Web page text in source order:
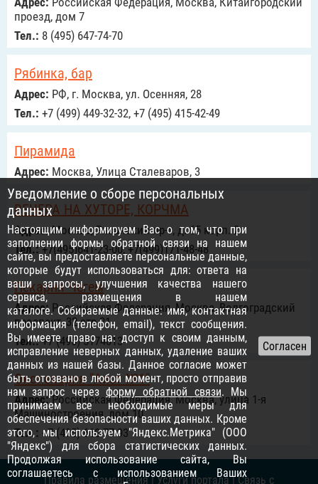
проезд, дом 7
Тел.: 8 (495) 647-74-70
Рябинка, бар
Адрес: РФ, г. Москва, ул. Осенняя, 28
Тел.: +7 (499) 449-32-32, +7 (495) 415-42-49
Пирамида
Адрес: Москва, Улица Сталеваров, 3
ВЕЧЕРА НА ХУТОРЕ, КОРЧМА
Адрес:Москва, Рязанский пр-т, д. 65 корп. 2
Тел.:+7(495)641-23-00, +7(499)171-48-48
Пекарня Чегем
Адрес:Российcкая Федерация, Москва, Волгоградский
проспект, 32 стр 21
Тел.:+7 (495) 5174013
Экопекарня "Аист №1"
Адрес:Российcкая Федерация, Москва, улица 1-я
Машиностроения, дом 10
Тел.: +7 (495) 660-77-93
Правила размещения|Услуги портала|Связь с
Уведомление о сборе персональных
данных
Настоящим информируем Вас о том, что при
заполнении формы обратной связи на нашем
сайте, вы предоставляете персональные данные,
которые будут использоваться для: ответа на
ваши запросы, улучшения качества нашего
сервиса, размещения в нашем
каталоге. Собираемые данные: имя, контактная
информация (телефон, email), текст сообщения.
Вы имеете право на: доступ к своим данным,
исправление неверных данных, удаление ваших
данных из нашей базы. Данное согласие может
быть отозвано в любой момент, просто отправив
нам запрос через форму обратной связи. Мы
принимаем все необходимые меры для
обеспечения безопасности ваших данных. Кроме
этого, мы используем "Яндекс.Метрика" (ООО
"Яндекс") для сбора статистических данных.
Продолжая использование сайта, Вы
соглашаетесь с использованием Ваших